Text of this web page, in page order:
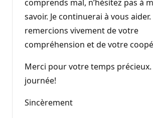
comprends mal, n’hésitez pas à
savoir. Je continuerai à vous
remercions vivement de votre
compréhension et de votre
Merci pour votre temps
journée!
Sincèrement